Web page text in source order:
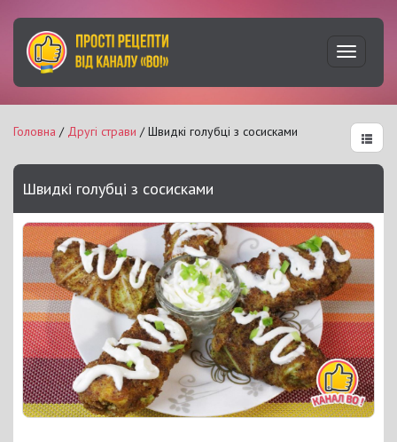
Головна / Другі страви / Швидкі голубці з сосисками
Швидкі голубці з сосисками